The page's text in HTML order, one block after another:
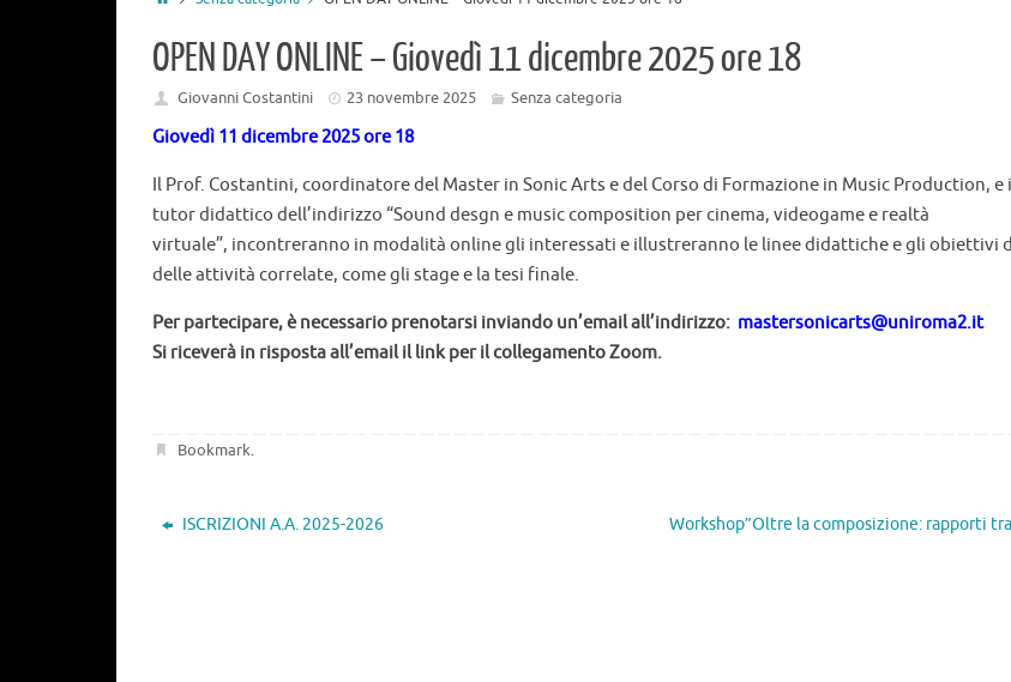
OPEN DAY ONLINE – Giovedì 11 dicembre 2025 ore 18
Giovanni Costantini 23 novembre 2025 Senza categoria
Giovedì 11 dicembre 2025 ore 18
Il Prof. Costantini, coordinatore del Master in Sonic Arts e del Corso di Formazione in Music Production, e
tutor didattico dell’indirizzo “Sound desgn e music composition per cinema, videogame e realtà
virtuale”, incontreranno in modalità online gli interessati e illustreranno le linee didattiche e gli obiettivi
delle attività correlate, come gli stage e la tesi finale.
Per partecipare, è necessario prenotarsi inviando un’email all’indirizzo: mastersonicarts@uniroma2.it
Si riceverà in risposta all’email il link per il collegamento Zoom.
Bookmark.
ISCRIZIONI A.A. 2025-2026
Workshop”Oltre la composizione: rapporti